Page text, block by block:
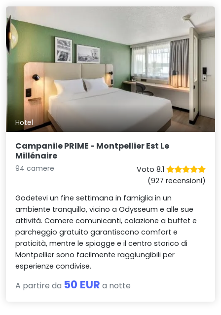
Hotel
Campanile PRIME - Montpellier Est Le
Millénaire
94 camere
Voto 8.1
(927 recensioni)
Godetevi un fine settimana in famiglia in un
ambiente tranquillo, vicino a Odysseum e alle sue
attività. Camere comunicanti, colazione a buffet e
parcheggio gratuito garantiscono comfort e
praticità, mentre le spiagge e il centro storico di
Montpellier sono facilmente raggiungibili per
esperienze condivise.
A partire da 50 EUR a notte